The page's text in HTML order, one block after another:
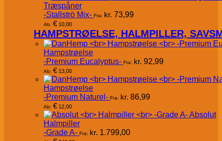
Træspåner
-Stallströ Mix- Fra: kr. 73,99
Ab: € 10,00
HAMPSTRØELSE, HALMPILLER,
Hampstrøelse
-Premium Eucalyptus- Fra: kr. 92,99
Ab: € 13,00
Hampstrøelse
-Premium Naturel- Fra: kr. 86,99
Ab: € 12,00
Absolut
Halmpiller
-Grade A- Fra: kr. 1.799,00